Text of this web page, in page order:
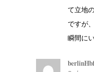
て立地
ですが
瞬間に
berlinHbf